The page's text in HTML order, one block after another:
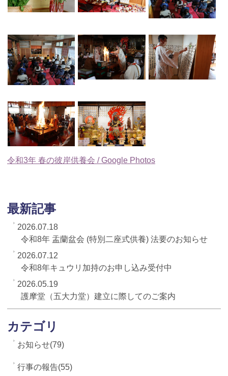
令和3年 春の彼岸供養会 / Google Photos
最新記事
2026.07.18
令和8年 盂蘭盆会 (特別二座式供養) 法要のお知らせ
2026.07.12
令和8年キュウリ加持のお申し込み受付中
2026.05.19
護摩堂（五大力堂）建立に際してのご案内
カテゴリ
お知らせ(79)
行事の報告(55)